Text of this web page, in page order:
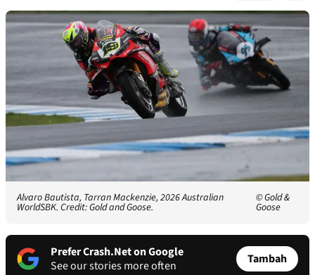
Alvaro Bautista, Tarran Mackenzie, 2026 Australian
WorldSBK. Credit: Gold and Goose.
© Gold &
Goose
Prefer Crash.Net on Google
See our stories more often
Tambah